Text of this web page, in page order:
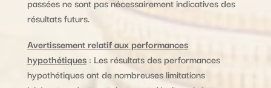
passées ne sont pas nécessairement indicatives des
résultats futurs.
Avertissement relatif aux performances
hypothétiques: Les résultats des performances
hypothétiques ont de nombreuses limitations